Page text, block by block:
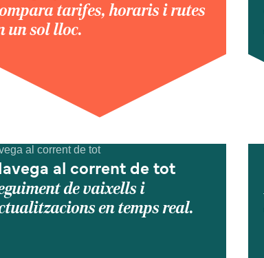
tarifes, horaris i rutes
un sol lloc.
al corrent de tot
de vaixells i
en temps real.